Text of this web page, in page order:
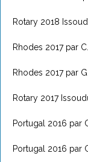
Rotary 2018
Rhodes 2017 par
Rhodes 2017 par
Rotary 2017
Portugal 2016 par
Portugal 2016 par